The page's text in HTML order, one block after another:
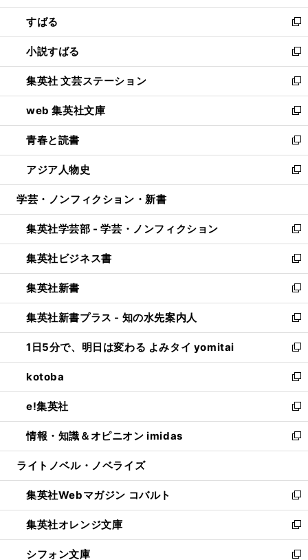
開
く
ウ
で
開
く
ン
ド
ウ
で
開
く
すばる
新
し
い
ウ
ィ
ン
ド
ウ
で
開
く
小説すばる
新
し
い
ウ
ィ
ン
ド
ウ
で
開
集英社 文芸ステーション
新
し
い
ウ
ィ
ン
ド
ウ
開
く
web 集英社文庫
新
し
い
ウ
ィ
ン
ウ
で
開
く
青春と読書
新
し
い
ウ
ン
ド
ウ
で
開
く
アジア人物史
新
し
ウ
ィ
ン
ド
ウ
で
開
く
学芸・ノンフィクション・新書
集英社学芸部 - 学芸・ノンフィクション
新
し
い
ウ
ィ
ン
ド
ウ
で
開
く
集英社ビジネス書
新
し
い
ウ
ィ
ン
ド
ウ
で
開
く
集英社新書
新
し
い
ウ
ィ
ン
ド
ウ
で
開
く
集英社新書プラス - 知の水先案内人
新
し
い
ウ
ィ
ン
ド
ウ
で
開
1日5分で、明日は変わる よみタイ yomitai
新
し
い
ウ
ィ
ン
ド
ウ
開
く
kotoba
新
し
い
ウ
ィ
ン
ウ
で
開
く
e!集英社
新
し
い
ウ
ン
ド
ウ
で
開
く
情報・知識＆オピニオン imidas
新
し
ウ
ィ
ン
ド
ウ
で
ライトノベル・ノベライズ
集英社Webマガジン コバルト
新
し
い
ウ
ィ
集英社オレンジ文庫
新
し
い
シフォン文庫
新